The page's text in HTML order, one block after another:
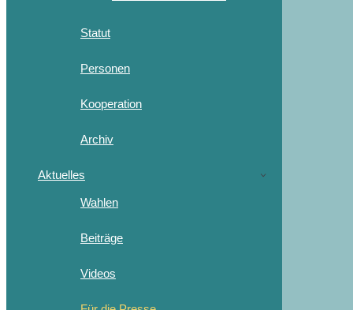
Statut
Personen
Kooperation
Archiv
Aktuelles
Wahlen
Beiträge
Videos